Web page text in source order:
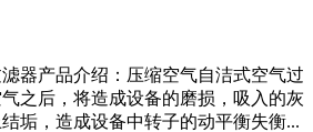
器产品介绍：压缩空气自洁式空气过
之后，将造成设备的磨损，吸入的灰
垢，造成设备中转子的动平衡失衡...